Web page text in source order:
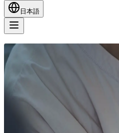
日本語
about
service